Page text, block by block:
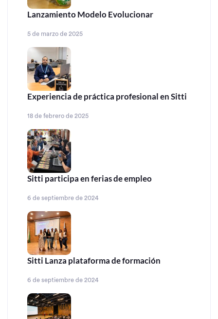
Lanzamiento Modelo Evolucionar
5 de marzo de 2025
Experiencia de práctica profesional en Sitti
18 de febrero de 2025
Sitti participa en ferias de empleo
6 de septiembre de 2024
Sitti Lanza plataforma de formación
6 de septiembre de 2024